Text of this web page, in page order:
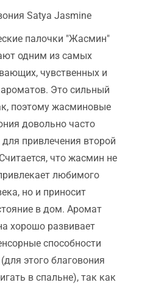
Satya Jasmine
палочки "Жасмин"
одним из самых
чувственных и
Это сильный
поэтому жасминовые
довольно часто
привлечения второй
что жасмин не
любимого
но и приносит
в дом. Аромат
хорошо развивает
способности
этого благовония
в спальне), так как